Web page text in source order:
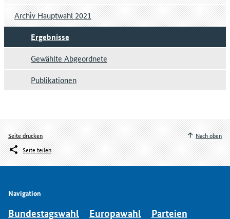
Archiv Hauptwahl 2021
Ergebnisse
Gewählte Abgeordnete
Publikationen
Seite drucken
Seite teilen
Nach oben
Navigation
Bundestagswahl Europawahl
Parteien